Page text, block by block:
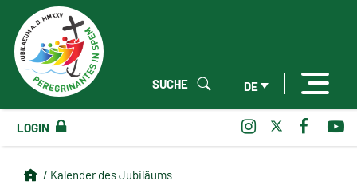
DE
SUCHE
LOGIN
/ Kalender des Jubiläums